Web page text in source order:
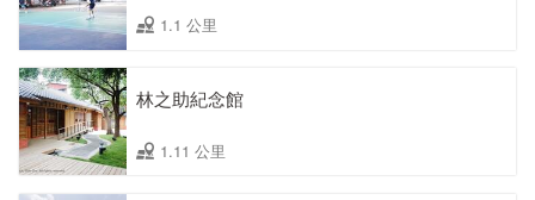
1.1 公里
林之助紀念館
1.11 公里